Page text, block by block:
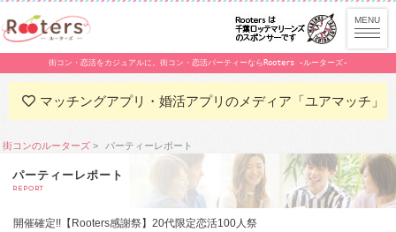
街コン・恋活をカジュアルに。街コン・恋活パーティーならRooters -ルーターズ-
マッチングアプリ・婚活アプリのメディア「ユアマッチ」
街コンのルーターズ パーティーレポート
パーティーレポート
REPORT
開催確定!!【Rooters感謝祭】20代限定恋活100人祭